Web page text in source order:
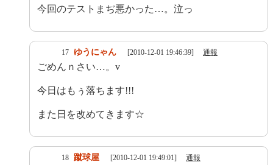
今回のテストまぢ悪かった…。泣っ
17 ゆうにゃん [2010-12-01 19:46:39] 通報
ごめんｎさい…。v
今日はもぅ落ちます!!!
また日を改めてきます☆
18 蹴球屋 [2010-12-01 19:49:01] 通報